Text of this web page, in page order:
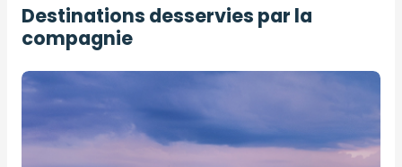
Destinations desservies par la
compagnie
Image
principale